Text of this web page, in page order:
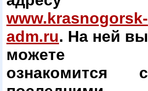
www.krasnogorsk-
adm.ru. На ней вы
можете
ознакомится с